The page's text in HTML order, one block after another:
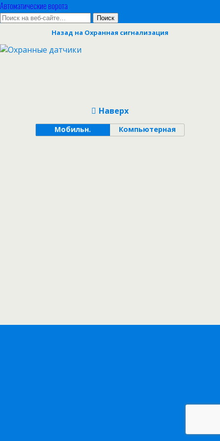
Автоматические ворота
Назад на Охранная сигнализация
Наверх
Мобильн. Компьютерная